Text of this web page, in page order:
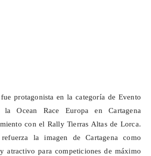
protagonista en la categoría de Evento
laOcean Race Europa en Cartagena
con el Rally Tierras Altas de Lorca.
la imagen de Cartagena como
atractivo para competiciones de máximo